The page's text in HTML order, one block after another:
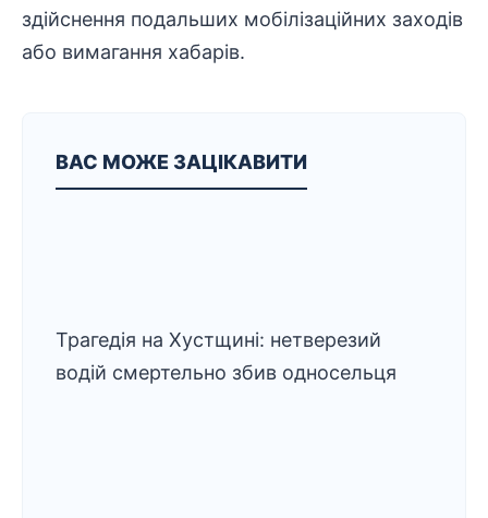
здійснення подальших мобілізаційних заходів
або вимагання хабарів.
ВАС МОЖЕ ЗАЦІКАВИТИ
Трагедія на Хустщині: нетверезий
водій смертельно збив односельця